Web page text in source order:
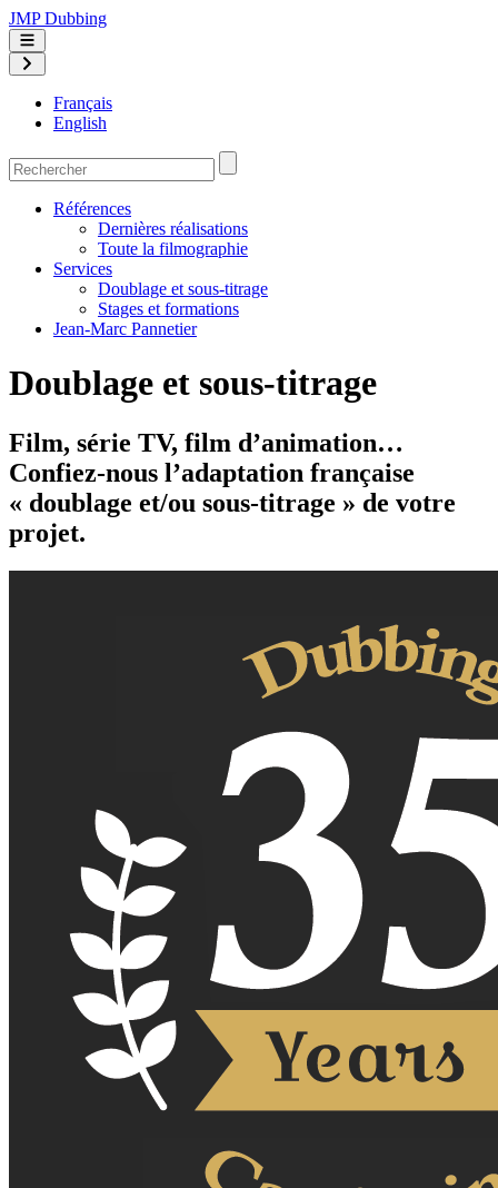
JMP Dubbing
Français
English
Références
Dernières réalisations
Toute la filmographie
Services
Doublage et sous-titrage
Stages et formations
Jean-Marc Pannetier
Doublage et sous-titrage
Film, série TV, film d’animation…
Confiez-nous l’adaptation française
« doublage et/ou sous-titrage » de votre
projet.